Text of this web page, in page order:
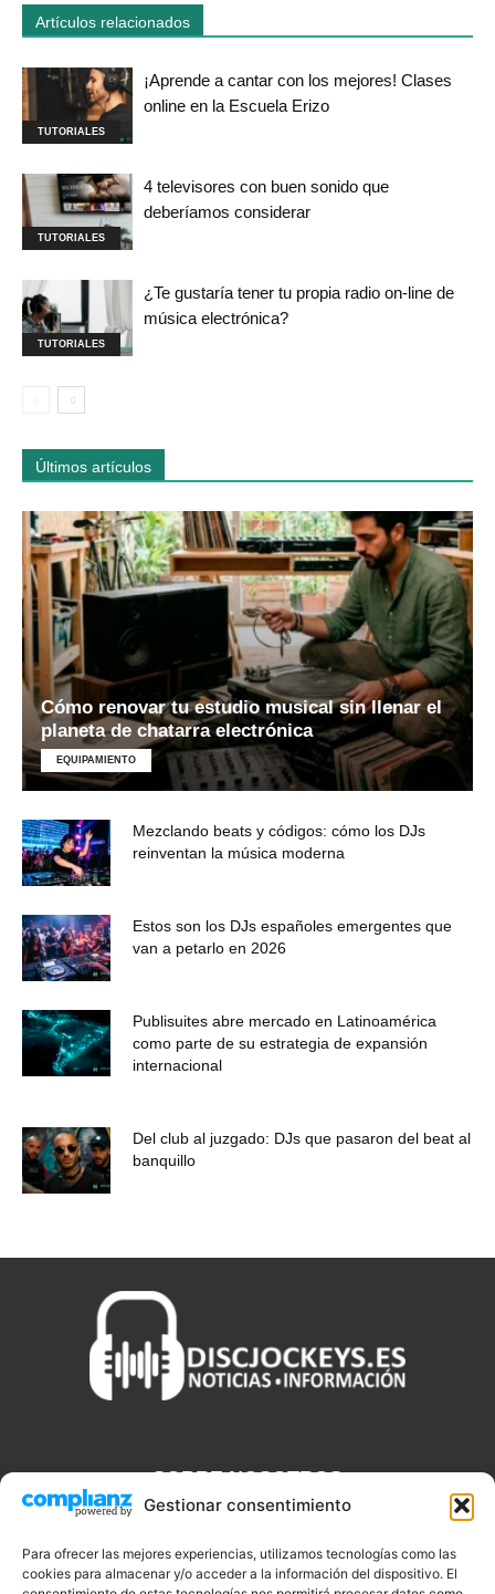
Gestionar consentimiento
Para ofrecer las mejores experiencias, utilizamos tecnologías como las
cookies para almacenar y/o acceder a la información del dispositivo. El
Artículos relacionados
TUTORIALES
¡Aprende a cantar con los mejores! Clases
online en la Escuela Erizo
TUTORIALES
4 televisores con buen sonido que
deberíamos considerar
TUTORIALES
¿Te gustaría tener tu propia radio on-line de
música electrónica?
Últimos artículos
Cómo renovar tu estudio musical sin llenar el
planeta de chatarra electrónica
EQUIPAMIENTO
Mezclando beats y códigos: cómo los DJs
reinventan la música moderna
Estos son los DJs españoles emergentes que
van a petarlo en 2026
Publisuites abre mercado en Latinoamérica
como parte de su estrategia de expansión
internacional
Del club al juzgado: DJs que pasaron del beat al
banquillo
SOBRE NOSOTROS
Discjockeys.es es el portal web donde podrás conseguir todo lo
que necesitas saber sobre noticias, novedades, tecnologías y
aplicaciones que te ayudaran a ser un mejor Djs.